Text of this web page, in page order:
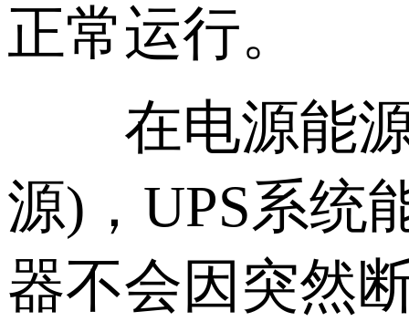
正常运行。
在电源能源
源)，UPS系统
器不会因突然